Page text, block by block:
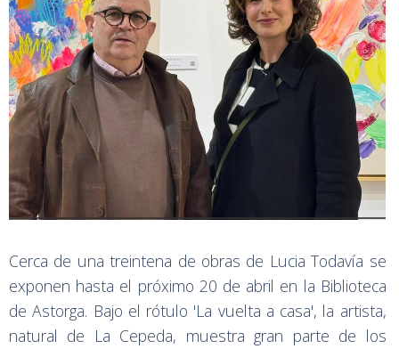
Cerca de una treintena de obras de Lucia Todavía se
exponen hasta el próximo 20 de abril en la Biblioteca
de Astorga. Bajo el rótulo 'La vuelta a casa', la artista,
natural de La Cepeda, muestra gran parte de los